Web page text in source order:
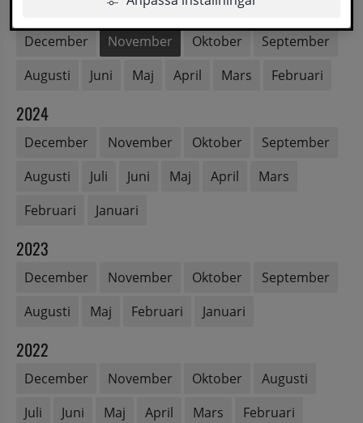
December November Oktober
September
Augusti
Juni Maj April Mars Februari
2024
December November Oktober
September
Augusti
Juli Juni Maj April
Mars
Februari
Januari
2023
December November Oktober
September
Augusti
Maj Februari Januari
2022
December November Oktober
Augusti
Juli
Juni Maj April Mars
Februari